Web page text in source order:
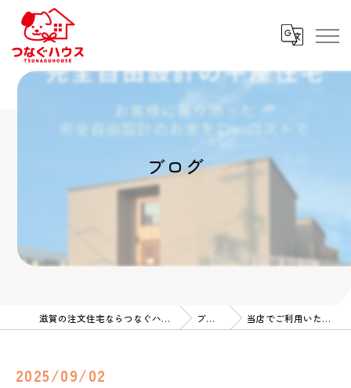
ブログ
滋賀の注文住宅ならつなぐハウス ブログ 当店でご利用いただ…
2025/09/02